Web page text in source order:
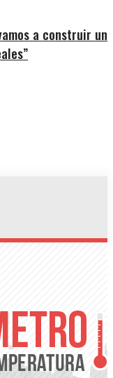
a construir un